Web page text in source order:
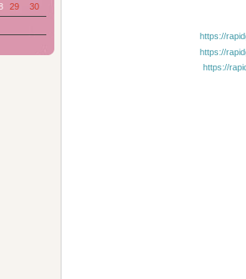
https://
https://
https://
29
30